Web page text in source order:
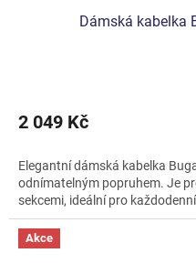
Dámská kabelka
2 049 Kč
Elegantní dámská kabelka
odnímatelným popruhem. Je
sekcemi, ideální pro
Akce